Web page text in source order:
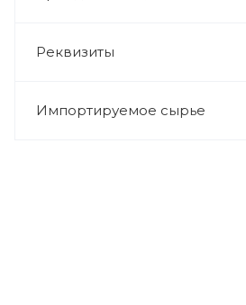
Реквизиты
Импортируемое сырье